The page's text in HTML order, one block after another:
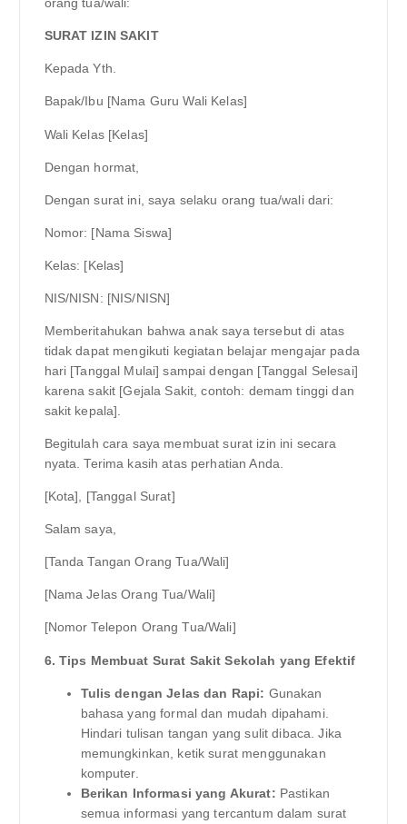
orang tua/wali:
SURAT IZIN SAKIT
Kepada Yth.
Bapak/Ibu [Nama Guru Wali Kelas]
Wali Kelas [Kelas]
Dengan hormat,
Dengan surat ini, saya selaku orang tua/wali dari:
Nomor: [Nama Siswa]
Kelas: [Kelas]
NIS/NISN: [NIS/NISN]
Memberitahukan bahwa anak saya tersebut di atas
tidak dapat mengikuti kegiatan belajar mengajar pada
hari [Tanggal Mulai] sampai dengan [Tanggal Selesai]
karena sakit [Gejala Sakit, contoh: demam tinggi dan
sakit kepala].
Begitulah cara saya membuat surat izin ini secara
nyata. Terima kasih atas perhatian Anda.
[Kota], [Tanggal Surat]
Salam saya,
[Tanda Tangan Orang Tua/Wali]
[Nama Jelas Orang Tua/Wali]
[Nomor Telepon Orang Tua/Wali]
6. Tips Membuat Surat Sakit Sekolah yang Efektif
Tulis dengan Jelas dan Rapi: Gunakan
bahasa yang formal dan mudah dipahami.
Hindari tulisan tangan yang sulit dibaca. Jika
memungkinkan, ketik surat menggunakan
komputer.
Berikan Informasi yang Akurat: Pastikan
semua informasi yang tercantum dalam surat